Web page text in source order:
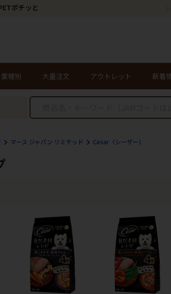
ポチッと
業種別 大量注文 アウトレット 新着
マース ジャパン リミテッド Cesar（シーザー）